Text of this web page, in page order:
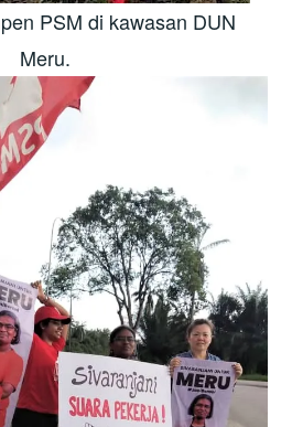
PSM di kawasan DUN
Meru.